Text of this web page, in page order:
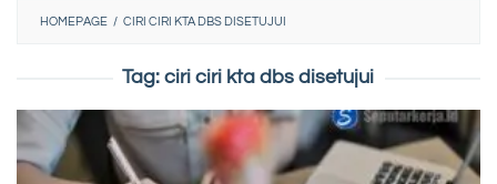
HOMEPAGE / CIRI CIRI KTA DBS DISETUJUI
Tag:ciri ciri kta dbs disetujui